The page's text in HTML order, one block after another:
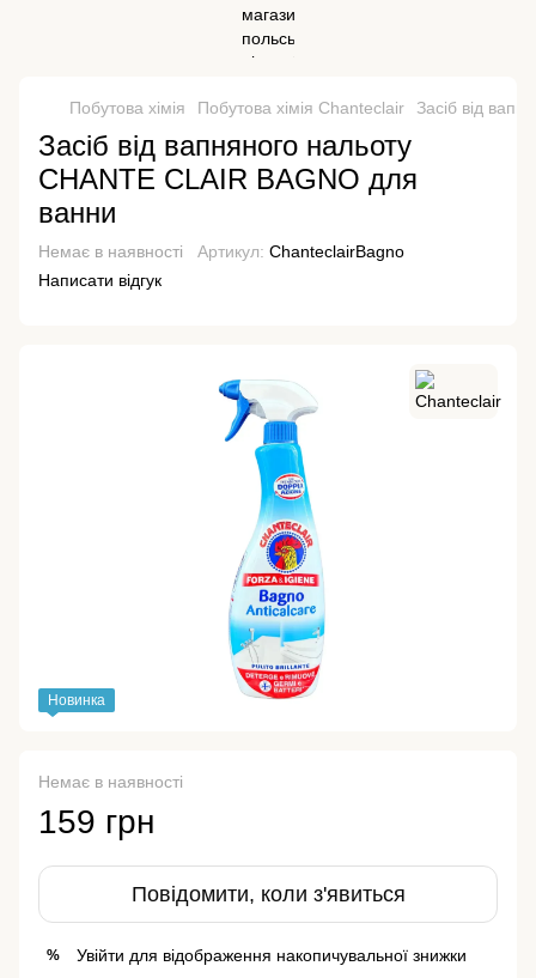
Побутова хімія Побутова хімія Chanteclair Засіб від
Засіб від вапняного нальоту
CHANTE CLAIR BAGNO для
ванни
Немає в наявності Артикул: ChanteclairBagno
Написати відгук
Новинка
Немає в наявності
159 грн
Повідомити, коли з'явиться
% Увійти для відображення накопичувальної знижки